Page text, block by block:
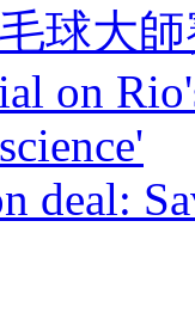
球大
on
deal: